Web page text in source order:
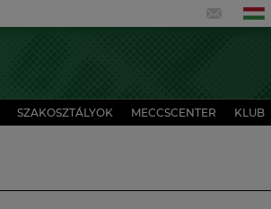
SZAKOSZTÁLYOK MECCSCENTER KLUB